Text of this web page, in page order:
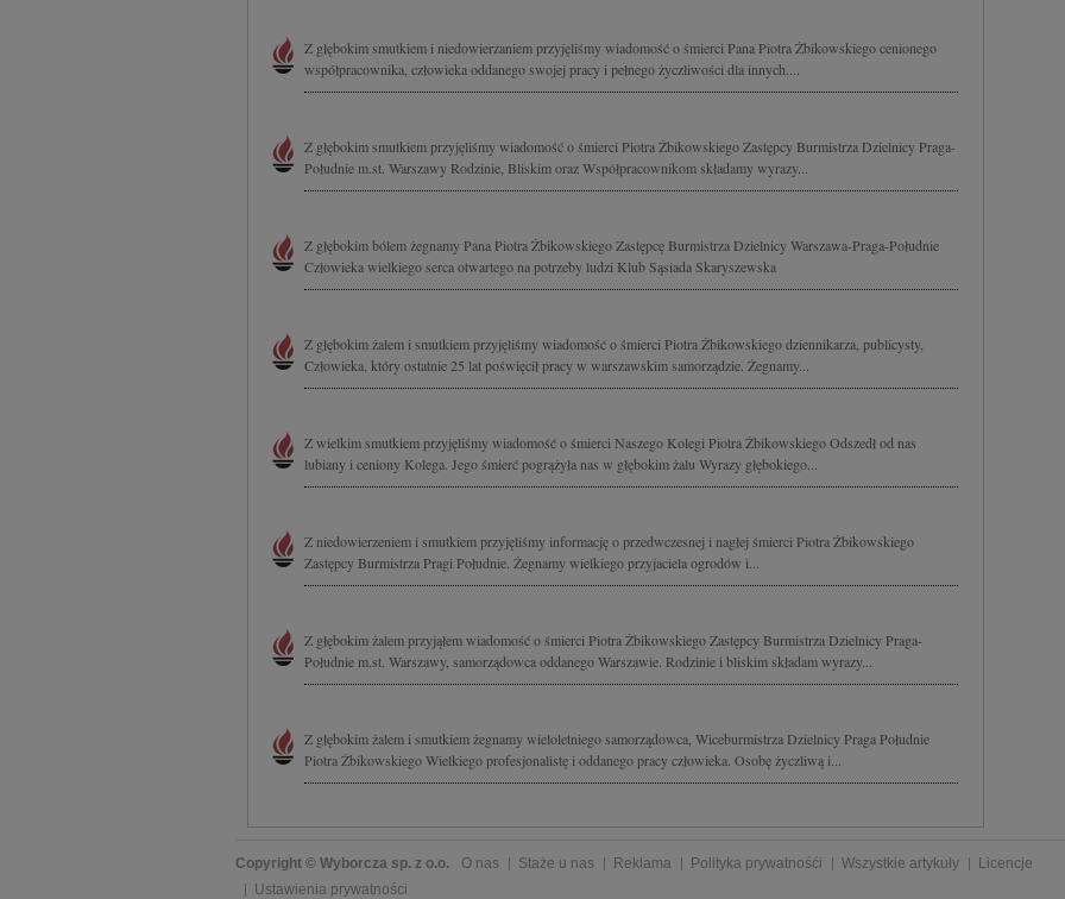
Z głębokim smutkiem i niedowierzaniem przyjęliśmy wiadomość o śmierci Pana Piotra Żbikowskiego cenionego
współpracownika, człowieka oddanego swojej pracy i pełnego życzliwości dla innych....
Z głębokim smutkiem przyjęliśmy wiadomość o śmierci Piotra Żbikowskiego Zastępcy Burmistrza Dzielnicy Praga-
Południe m.st. Warszawy Rodzinie, Bliskim oraz Współpracownikom składamy wyrazy...
Z głębokim bólem żegnamy Pana Piotra Żbikowskiego Zastępcę Burmistrza Dzielnicy Warszawa-Praga-Południe
Człowieka wielkiego serca otwartego na potrzeby ludzi Klub Sąsiada Skaryszewska
Z głębokim żalem i smutkiem przyjęliśmy wiadomość o śmierci Piotra Żbikowskiego dziennikarza, publicysty,
Człowieka, który ostatnie 25 lat poświęcił pracy w warszawskim samorządzie. Żegnamy...
Z wielkim smutkiem przyjęliśmy wiadomość o śmierci Naszego Kolegi Piotra Żbikowskiego Odszedł od nas
lubiany i ceniony Kolega. Jego śmierć pogrążyła nas w głębokim żalu Wyrazy głębokiego...
Z niedowierzeniem i smutkiem przyjęliśmy informację o przedwczesnej i nagłej śmierci Piotra Żbikowskiego
Zastępcy Burmistrza Pragi Południe. Żegnamy wielkiego przyjaciela ogrodów i...
Z głębokim żalem przyjąłem wiadomość o śmierci Piotra Żbikowskiego Zastępcy Burmistrza Dzielnicy Praga-
Południe m.st. Warszawy, samorządowca oddanego Warszawie. Rodzinie i bliskim składam wyrazy...
Z głębokim żalem i smutkiem żegnamy wieloletniego samorządowca, Wiceburmistrza Dzielnicy Praga Południe
Piotra Żbikowskiego Wielkiego profesjonalistę i oddanego pracy człowieka. Osobę życzliwą i...
Copyright © Wyborcza sp. z o.o. O nas Staże u nas Reklama Polityka prywatnośći Wszystkie artykuły
Licencje
Ustawienia prywatności